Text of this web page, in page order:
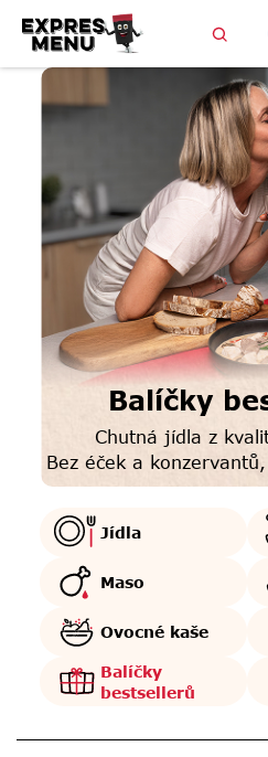
obsah
Balíčky
Chutná jídla z
Bez éček a
Jídla
Maso
Ovocné kaše
Balíčky
bestsellerů